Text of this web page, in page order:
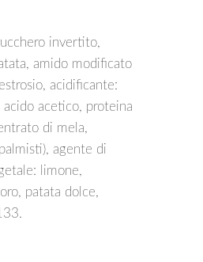
invertito,
amido modificato
acidificante:
acetico, proteina
di mela,
agente di
limone,
patata dolce,